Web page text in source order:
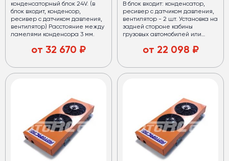
конденсаторный блок 24V. (в
блок входит, конденсор,
ресивер с датчиком давления,
вентилятор) Расстояние между
ламелями конденсора 3 мм.
от 32 670 ₽
В блок входит: конденсатор,
ресивер с датчиком давления,
вентилятор - 2 шт. Установка на
задней стороне кабины
грузовых автомобилей или
от 22 098 ₽